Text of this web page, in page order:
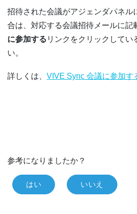
招待された会議がアジェンダパネル
合は、対応する会議招待メールに記
に参加する リンクをクリックしてい
い。
詳しくは、 VIVE Sync 会議に参加す
参考になりましたか？
はい いいえ